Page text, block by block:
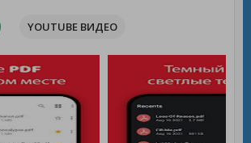
YOUTUBE ВИДЕО